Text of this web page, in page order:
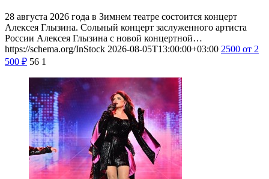
28 августа 2026 года в Зимнем театре состоится концерт
Алексея Глызина. Сольный концерт заслуженного артиста
России Алексея Глызина с новой концертной…
https://schema.org/InStock 2026-08-05T13:00:00+03:00 2500 от 2
500 ₽ 56 1